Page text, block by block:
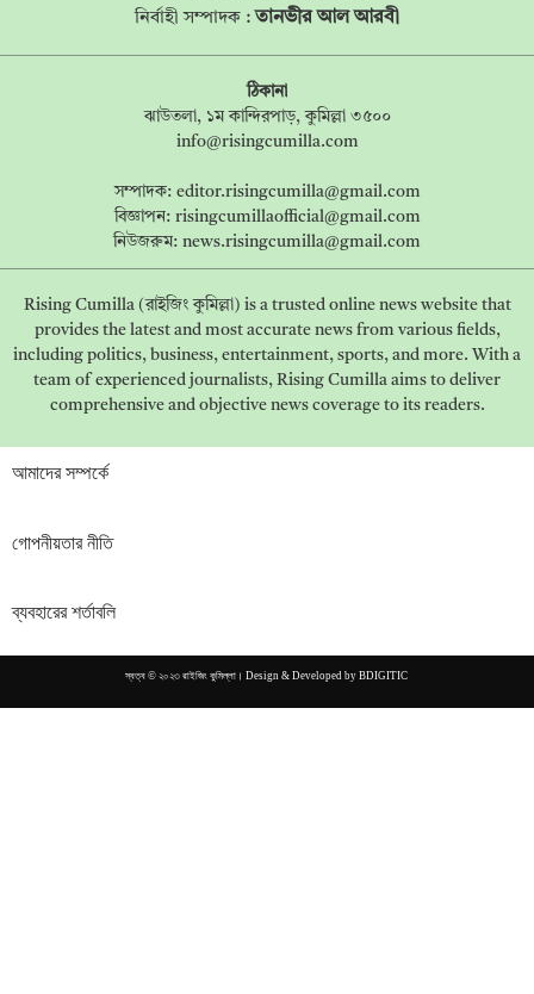
নির্বাহী সম্পাদক : তানভীর আল আরবী
ঠিকানা
ঝাউতলা, ১ম কান্দিরপাড়, কুমিল্লা ৩৫০০
info@risingcumilla.com
সম্পাদক: editor.risingcumilla@gmail.com
বিজ্ঞাপন: risingcumillaofficial@gmail.com
নিউজরুম: news.risingcumilla@gmail.com
Rising Cumilla (রাইজিং কুমিল্লা) is a trusted online news website that
provides the latest and most accurate news from various fields,
including politics, business, entertainment, sports, and more. With a
team of experienced journalists, Rising Cumilla aims to deliver
comprehensive and objective news coverage to its readers.
আমাদের সম্পর্কে
গোপনীয়তার নীতি
ব্যবহারের শর্তাবলি
স্বত্ব © ২০২৩ রাইজিং কুমিল্লা। Design & Developed by BDIGITIC